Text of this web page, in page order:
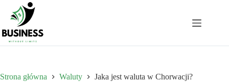
Przejdź
treści
Strona główna Waluty Jaka jest waluta w Chorwacji?